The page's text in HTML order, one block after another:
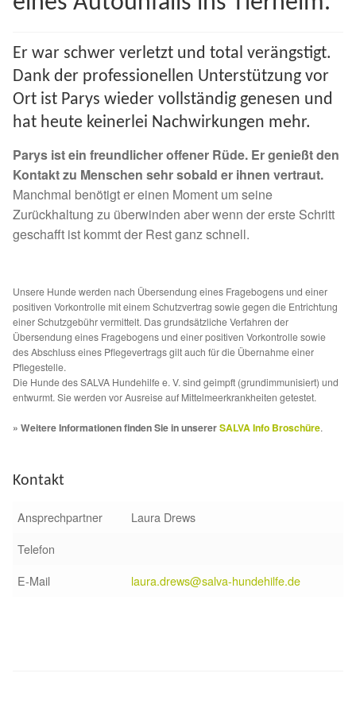
Juli bis Dezember 2023
Januar bis Juni 2023
Spenden 2022
Juli bis Dezember 2022
Januar bis Juni 2022
Juli bis Dezember 2021
Fördermitgliedschaft
Tierschutz
Schutzgebühr
Unsere Notnasen
Er war schwer verletzt und total verängstigt.
Dank der professionellen Unterstützung vor
Ort ist Parys wieder vollständig genesen und
hat heute keinerlei Nachwirkungen mehr.
Parys ist ein freundlicher offener Rüde. Er genießt den
Kontakt zu Menschen sehr sobald er ihnen vertraut.
Manchmal benötigt er einen Moment um seine
Zurückhaltung zu überwinden aber wenn der erste Schritt
geschafft ist kommt der Rest ganz schnell.
Unsere Hunde werden nach Übersendung eines Fragebogens und einer
positiven Vorkontrolle mit einem Schutzvertrag sowie gegen die Entrichtung
einer Schutzgebühr vermittelt. Das grundsätzliche Verfahren der
Übersendung eines Fragebogens und einer positiven Vorkontrolle sowie
des Abschluss eines Pflegevertrags gilt auch für die Übernahme einer
Pflegestelle.
Die Hunde des SALVA Hundehilfe e. V. sind geimpft (grundimmunisiert) und
entwurmt. Sie werden vor Ausreise auf Mittelmeerkrankheiten getestet.
» Weitere Informationen finden Sie in unsererSALVA Info Broschüre.
Kontakt
Ansprechpartner
Laura Drews
Telefon
E-Mail
laura.drews@salva-hundehilfe.de